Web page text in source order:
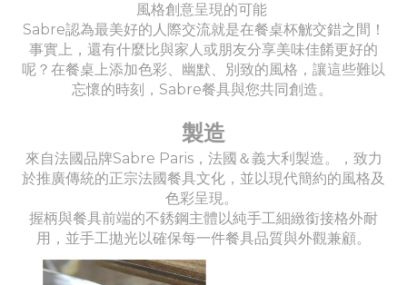
風格創意呈現的可能
Sabre認為最美好的人際交流就是在餐桌杯觥交錯之間！
事實上，還有什麼比與家人或朋友分享美味佳餚更好的
呢？在餐桌上添加色彩、幽默、別致的風格，讓這些難以
忘懷的時刻，Sabre餐具與您共同創造。
製造
來自法國品牌Sabre Paris，法國＆義大利製造。，致力
於推廣傳統的正宗法國餐具文化，並以現代簡約的風格及
色彩呈現。
握柄與餐具前端的不銹鋼主體以純手工細緻銜接格外耐
用，並手工拋光以確保每一件餐具品質與外觀兼顧。